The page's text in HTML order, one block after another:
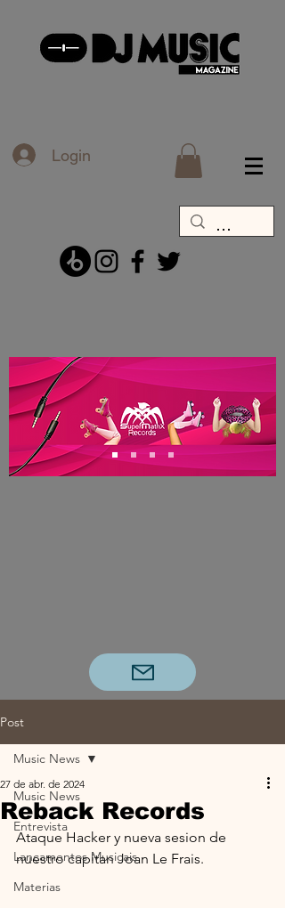
Login
Post
Music News
Entrevista
Lançamentos Musicais
Materias
Music News
Reback Records
27 de abr. de 2024
Ataque Hacker y nueva sesion de
nuestro capitan Joan Le Frais.